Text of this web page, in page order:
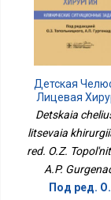
Детская
Лицевая
Detskaia
litsevaia
red. O.Z.
A.P.
Под ред.